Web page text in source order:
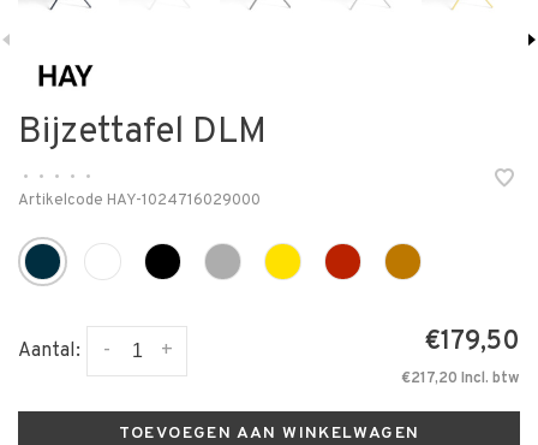
Bijzettafel DLM
• • • •
•
Artikelcode HAY-1024716029000
Aantal: +
- €179,50
€217,20 Incl. btw
TOEVOEGEN AAN WINKELWAGEN